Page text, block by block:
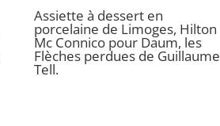
Assiette à dessert en
porcelaine de Limoges, Hilton
Mc Connico pour Daum, les
Flèches perdues de Guillaume
Tell.